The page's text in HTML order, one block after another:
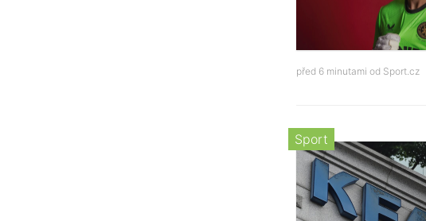
před 6 minutami od Sport.cz
Sport